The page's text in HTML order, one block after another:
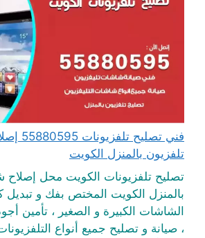
فني
تلفزيون بالمنزل الكويت
تصليح تلفزيونات الكويت محل إصلاح
بالمنزل الكويت المختص بفك و تبديل
الشاشات الكبيرة و الصغير ، تأمين
، صيانة و تصليح جميع أنواع